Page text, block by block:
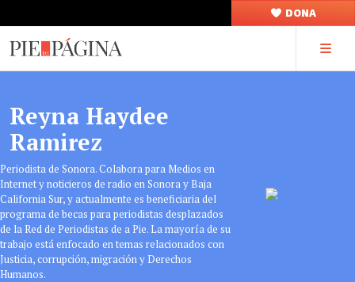
DONA
Reyna Haydee
Ramirez
Periodista de Sonora. Colabora para Medios en
Internet y noticieros de radio en Sonora y Baja
California Sur, y actualmente es beneficiaria del
programa de becas para periodistas desplazados
de la Red de Periodistas de a Pie. La mayoría de su
trabajo está enfocado en temas relacionados con
Justicia, corrupción, migración y Derechos
Humanos.